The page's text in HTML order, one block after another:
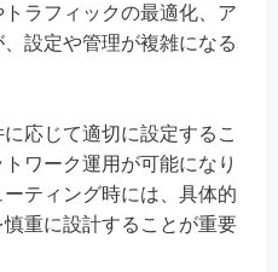
ラフィックの最適化、ア
設定や管理が複雑になる
応じて適切に設定するこ
ワーク運用が可能になり
ティング時には、具体的
重に設計することが重要